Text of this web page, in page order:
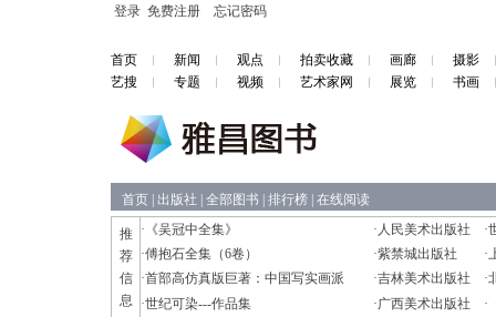
登录 免费注册 忘记密码
首页 新闻 观点 拍卖收藏 画廊
摄影
艺搜
专题 视频 艺术家网 展览 书画
首页 出版社 全部图书 排行榜 在线阅读
推
荐
信
息
· 《吴冠中全集》 · 人民美术出版社 ·
·傅抱石全集（6卷） ·紫禁城出版社 ·
·首部高仿真版巨著：中国写实画派 ·吉林美术出版社 ·
·世纪可染---作品集 ·广西美术出版社 ·